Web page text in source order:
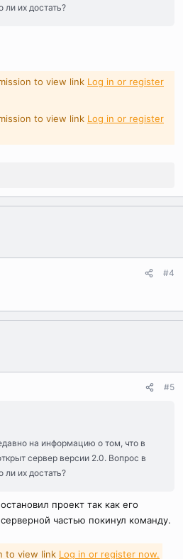
их достать?
to view link Log in or register
to view link Log in or register
#4
#5
на информацию о том, что в
сервер версии 2.0. Вопрос в
их достать?
проект так как его
частью покинул команду.
to view link Log in or register now.